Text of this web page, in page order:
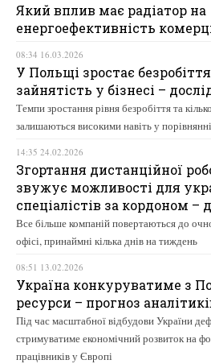
Який вплив має радіатор на
енергоефективність
08:34 16.03.2026
У Польщі зростає
зайнятість у бізнесі –
Темпи зростання рівня безробіття та
залишаються високими навіть у
14:35 24.02.2026
Згортання дистанційної
звужує можливості для
спеціалістів за кордоном –
Все більше компаній повертаються до
офісі, принаймні кілька днів на тиждень
08:51 13.02.2026
Україна конкуруватиме з
ресурси – прогноз
Під час масштабної відбудови України
стримуватиме економічний розвиток на
працівників у Європі